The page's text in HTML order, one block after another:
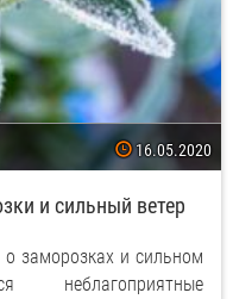
16.05.2020
и сильный ветер
заморозках и сильном